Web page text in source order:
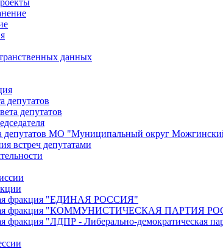
данных
депутатов
депутатов
депутатов МО "Муниципальный округ
встреч депутатами
фракция "ЕДИНАЯ РОССИЯ"
фракция "КОММУНИСТИЧЕСКАЯ ПАРТИЯ
фракция "ЛДПР - Либерально-демократическая